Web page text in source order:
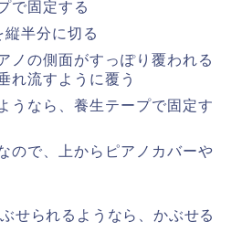
で固定する
縦半分に切る
ノの側面がすっぽり覆われる
れ流すように覆う
うなら、養生テープで固定す
ので、上からピアノカバーや
せられるようなら、かぶせる